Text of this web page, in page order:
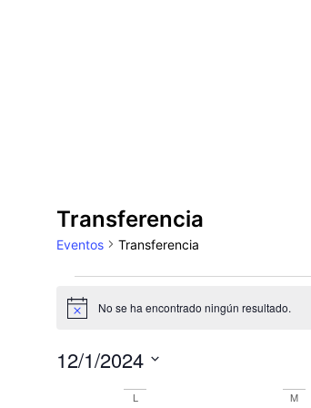
Transferencia
Eventos Transferencia
Aviso No se ha encontrado ningún resultado.
12/1/2024
L M